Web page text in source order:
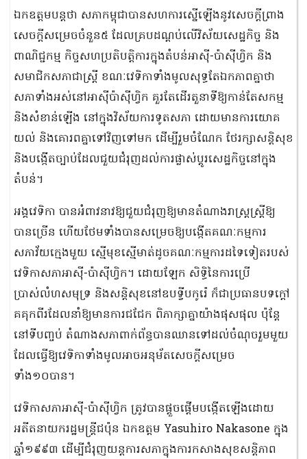
ឯកឧត្តមបន្តថា សភាកម្ពុជាបានសហការស្នើឡើងនូវសេចក្តីព្រាង
សេចក្តីសម្រេចចំនួន៥ ដែលគ្របដណ្តប់លើវិស័យសេដ្ឋកិច្ច និង
ពាណិជ្ជកម្ម កិច្ចសហប្រតិបត្តិការក្នុងតំបន់អាស៊ី-ប៉ាស៊ីហ្វិក និង
សមាជិកសភាជាស្ត្រី ខណៈវេទិកាទាំងមូលសុទ្ធតែឯកភាពគ្នាថា
សភាទាំងអស់នៅអាស៊ីប៉ាស៊ីហ្វិក គួរតែដើរតួនាទីឱ្យកាន់តែសកម្ម
និងសំខាន់ឡើង នៅក្នុងវិស័យការទូតសភា ដោយមានការយោគ
យល់ និងគោរពគ្នាទៅវិញទៅមក ដើម្បីរួមចំណែក ថែរក្សាសន្តិសុខ
និងបង្កើតច្បាប់ដែលជួយជំរុញដល់ការផ្លាស់ប្តូរសេដ្ឋកិច្ចនៅក្នុង
តំបន់។
អង្គវេទិកា បានអំពាវនាវឱ្យជួយជំរុញឱ្យមានតំណាងរាស្ត្រស្ដី្រឱ្យ
បានច្រើន ហើយថែមទាំងបានសម្រេចឱ្យបង្កើតគណៈកម្មការ
សភាវ័យក្មេងមួយ ស្មើមុខស្មើមាត់ដូចគណៈកម្មការដទៃទៀតរបស់
វេទិកាសភាអាស៊ី-ប៉ាស៊ីហ្វិក។ ដោយឡែក សិទ្ធិនៃការប្រើ
ប្រាស់លំហសមុទ្រ និងសន្តិសុខនៅឧបទ្វីបកូរ៉េ ក៏ជាប្រធានបទក្តៅ
គគុកពីរដែលនាំឱ្យមានការជជែក ពិភាក្សាគ្នាយ៉ាងផុសផុល ប៉ុន្តែ
នៅទីបញ្ចប់ តំណាងសភាពាក់ព័ន្ធបានឈានទៅដល់ចំណុចរួមមួយ
ដែលធ្វើឱ្យវេទិកាទាំងមូលអាចអនុម័តសេចក្តីសម្រេច
ទាំង១០បាន។
វេទិកាសភាអាស៊ី-ប៉ាស៊ីហ្វិក ត្រូវបានផ្តួចផ្តើមបង្កើតឡើងដោយ
អតីតនាយករដ្ឋមន្រ្តីជប៉ុន ឯកឧត្តម Yasuhiro Nakasone ក្នុង
ឆ្នាំ១៩៩៣ ដើម្បីជំរុញយន្តការសភាក្នុងការកសាងសុខសន្តិភាព